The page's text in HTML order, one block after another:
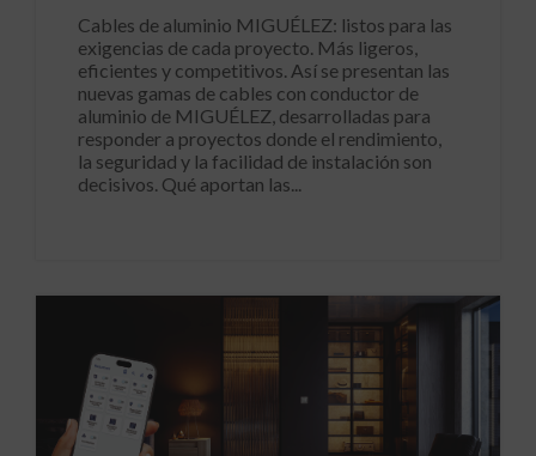
Cables de aluminio MIGUÉLEZ: listos para las
exigencias de cada proyecto. Más ligeros,
eficientes y competitivos. Así se presentan las
nuevas gamas de cables con conductor de
aluminio de MIGUÉLEZ, desarrolladas para
responder a proyectos donde el rendimiento,
la seguridad y la facilidad de instalación son
decisivos. Qué aportan las...